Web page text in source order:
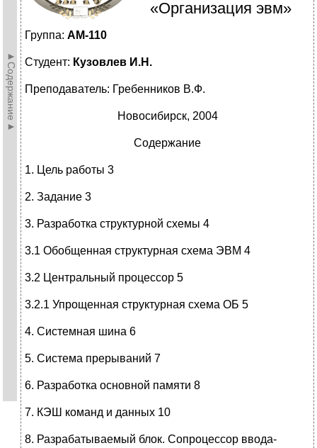
►Содержание►
«Организация эвм»
Группа: АМ-110
Студент: Кузовлев И.Н.
Преподаватель: Гребенников В.Ф.
Новосибирск, 2004
Содержание
1. Цель работы 3
2. Задание 3
3. Разработка структурной схемы 4
3.1 Обобщенная структурная схема ЭВМ 4
3.2 Центральный процессор 5
3.2.1 Упрощенная структурная схема ОБ 5
4. Системная шина 6
5. Система прерываний 7
6. Разработка основной памяти 8
7. КЭШ команд и данных 10
8. Разрабатываемый блок. Сопроцессор ввода-